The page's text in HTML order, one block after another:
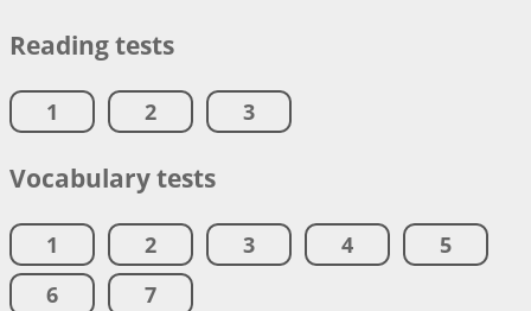
Reading tests
1 2 3
Vocabulary tests
1 2 3 4
5
6
7